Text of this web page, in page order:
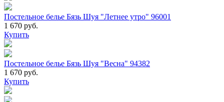
Постельное белье Бязь Шуя "Летнее утро" 96001
1 670 руб.
Купить
Постельное белье Бязь Шуя "Весна" 94382
1 670 руб.
Купить